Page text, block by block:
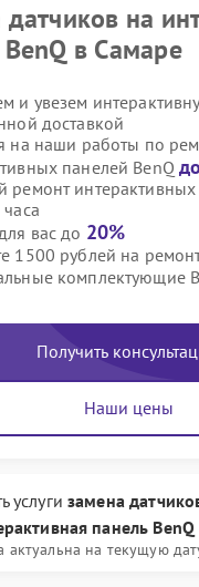
на
в Самаре
и увезем
доставкой
на наши работы по
панелей BenQ
ремонт
вас до 20%
1500 рублей на
комплектующие
Получить
Наши цены
услугизамена
панель BenQ
актуальна на текущую